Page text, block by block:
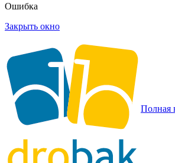
Ошибка
Закрыть окно
Полная